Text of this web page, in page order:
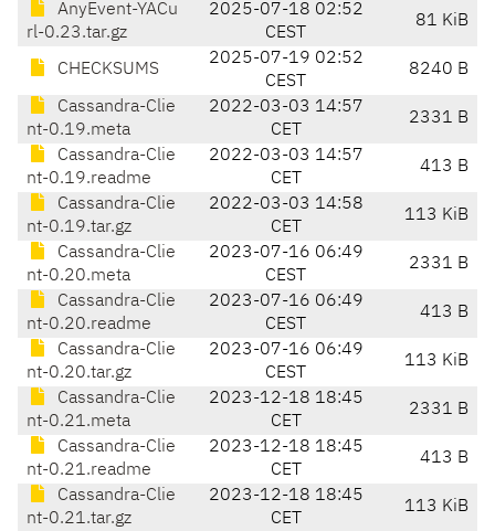
AnyEvent-YACu
rl-0.23.tar.gz
2025-07-18 02:52
CEST
81 KiB
CHECKSUMS
2025-07-19 02:52
CEST
8240 B
Cassandra-Clie
nt-0.19.meta
2022-03-03 14:57
CET
2331 B
Cassandra-Clie
nt-0.19.readme
2022-03-03 14:57
CET
413 B
Cassandra-Clie
nt-0.19.tar.gz
2022-03-03 14:58
CET
113 KiB
Cassandra-Clie
nt-0.20.meta
2023-07-16 06:49
CEST
2331 B
Cassandra-Clie
nt-0.20.readme
2023-07-16 06:49
CEST
413 B
Cassandra-Clie
nt-0.20.tar.gz
2023-07-16 06:49
CEST
113 KiB
Cassandra-Clie
nt-0.21.meta
2023-12-18 18:45
CET
2331 B
Cassandra-Clie
nt-0.21.readme
2023-12-18 18:45
CET
413 B
Cassandra-Clie
nt-0.21.tar.gz
2023-12-18 18:45
CET
113 KiB